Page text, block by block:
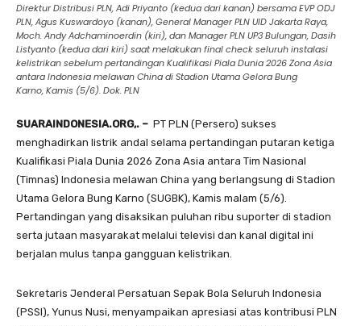
Direktur Distribusi PLN, Adi Priyanto (kedua dari kanan) bersama EVP ODJ
PLN, Agus Kuswardoyo (kanan), General Manager PLN UID Jakarta Raya,
Moch. Andy Adchaminoerdin (kiri), dan Manager PLN UP3 Bulungan, Dasih
Listyanto (kedua dari kiri) saat melakukan final check seluruh instalasi
kelistrikan sebelum pertandingan Kualifikasi Piala Dunia 2026 Zona Asia
antara Indonesia melawan China di Stadion Utama Gelora Bung
Karno, Kamis (5/6). Dok. PLN
SUARAINDONESIA.ORG,. – PT PLN (Persero) sukses
menghadirkan listrik andal selama pertandingan putaran ketiga
Kualifikasi Piala Dunia 2026 Zona Asia antara Tim Nasional
(Timnas) Indonesia melawan China yang berlangsung di Stadion
Utama Gelora Bung Karno (SUGBK), Kamis malam (5/6).
Pertandingan yang disaksikan puluhan ribu suporter di stadion
serta jutaan masyarakat melalui televisi dan kanal digital ini
berjalan mulus tanpa gangguan kelistrikan.
Sekretaris Jenderal Persatuan Sepak Bola Seluruh Indonesia
(PSSI), Yunus Nusi, menyampaikan apresiasi atas kontribusi PLN